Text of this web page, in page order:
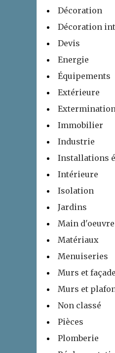
Décoration
Décoration
Devis
Energie
Équipements
Extérieure
Immobilier
Industrie
Installations
Intérieure
Isolation
Jardins
Main d'oeuvre
Matériaux
Menuiseries
Murs et
Murs et
Non classé
Pièces
Plomberie